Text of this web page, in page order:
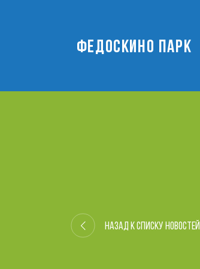
ФЕДОСКИНО ПАРК
Назад к списку новостей